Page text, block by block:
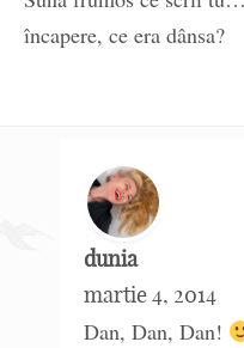
încapere, ce era dânsa?
dunia
martie 4, 2014
Dan, Dan, Dan!